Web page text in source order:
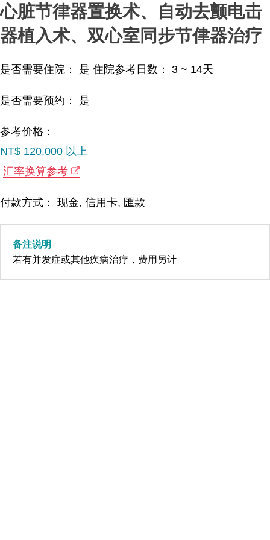
心脏节律器置换术、自动去颤电击
器植入术、双心室同步节侓器治疗
是否需要住院： 是 住院参考日数： 3 ~ 14天
是否需要预约： 是
参考价格：
NT$ 120,000 以上
汇率换算参考
付款方式： 现金, 信用卡, 匯款
备注说明
若有并发症或其他疾病治疗，费用另计